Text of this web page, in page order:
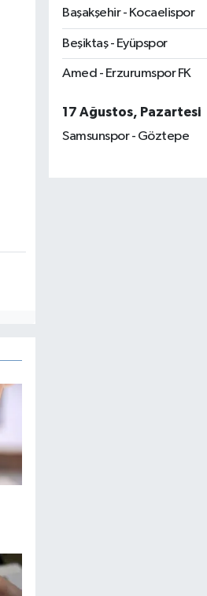
Başakşehir - Kocaelispor
Beşiktaş - Eyüpspor
Amed - Erzurumspor FK
17 Ağustos, Pazartesi
Samsunspor - Göztepe